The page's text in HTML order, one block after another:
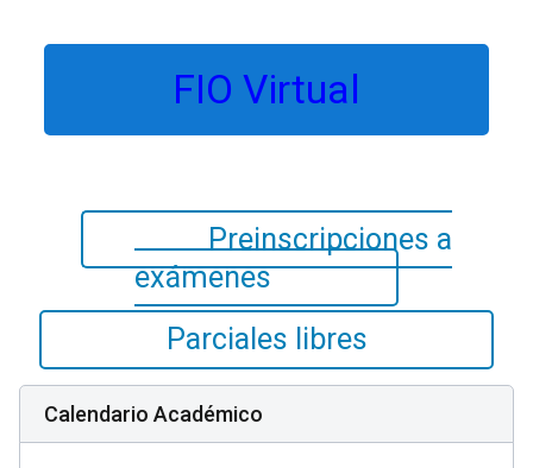
FIO Virtual
Preinscripciones a
exámenes
Parciales libres
Calendario Académico